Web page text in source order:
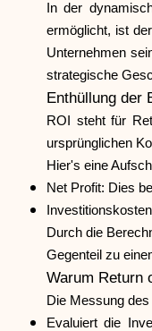
In der
ermöglicht, ist
Unternehmen
strategische
Enthüllung der
ROI steht für
ursprünglichen
Hier's eine
Net Profit: Dies
Durch die
Gegenteil zu
Warum Return
Die Messung
Evaluiert die